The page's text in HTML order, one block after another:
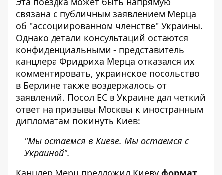
связана с публичным заявлением Мерца
об "ассоциированном членстве" Украины.
Однако детали консультаций остаются
конфиденциальными - представитель
канцлера Фридриха Мерца отказался их
комментировать, украинское посольство
в Берлине также воздержалось от
заявлений. Посол ЕС в Украине дал четкий
ответ на призывы Москвы к иностранным
дипломатам покинуть Киев:
"Мы остаемся в Киеве. Мы остаемся с
Украиной".
Канцлер Мерц предложил Киеву формат